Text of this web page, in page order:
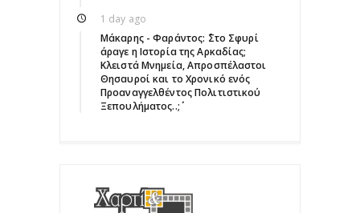
1 day ago
Μάκαρης - Φαράντος: ΄΄Στο Σφυρί
άραγε η Ιστορία της Αρκαδίας;
Κλειστά Μνημεία, Απροσπέλαστοι
Θησαυροί και το Χρονικό ενός
Προαναγγελθέντος Πολιτιστικού
Ξεπουλήματος..;΄΄